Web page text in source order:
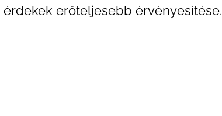
erőteljesebb érvényesítése.